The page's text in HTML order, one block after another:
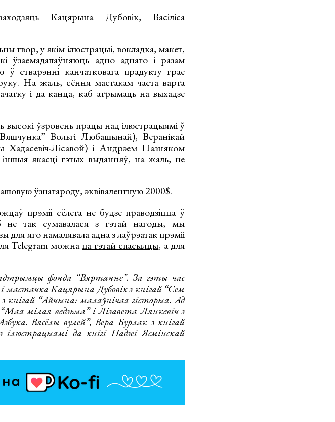
Кацярына Дубовік, Васіліса
твор, у якім ілюстрацыі, вокладка, макет,
адно аднаго і разам
канчатковага прадукту грае
На жаль, сёння мастакам часта варта
і да канца, каб атрымаць на выхадзе
ўзровень працы над ілюстрацыямі ў
Вольгі Любашынай), Веранікай
Хадасевіч-Лісавой) і Андрэем Пазняком
якасці гэтых выданняў, на жаль, не
ўзнагароду, эквівалентную 2000$.
прэміі сёлета не будзе праводзіцца ў
не так сумавалася з гэтай нагоды, мы
яго намалявала адна з лаўрэатак прэміі
Telegram можнапа гэтай спасылцы, а для
фонда “Вяртанне”. За гэты час
мастачка Кацярына Дубовік з кнігай “Сем
кнігай “Айчына: маляўнічая гісторыя. Ад
мілая ведзьма” і Лізавета Лянкевіч з
Вясёлы вулей”, Вера Бурлак з кнігай
да кнігі Надзеі Ясмінскай